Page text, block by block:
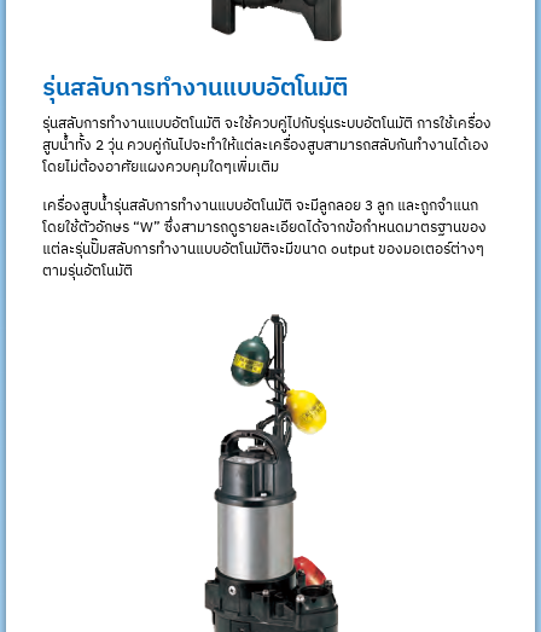
รุ่นสลับการทำงานแบบอัตโนมัติ
รุ่นสลับการทำงานแบบอัตโนมัติ จะใช้ควบคู่ไปกับรุ่นระบบอัตโนมัติ การใช้เครื่อง
สูบน้ำทั้ง 2 วุ่น ควบคู่กันไปจะทำให้แต่ละเครื่องสูบสามารถสลับกันทำงานได้เอง
โดยไม่ต้องอาศัยแผงควบคุมใดๆเพิ่มเติม
เครื่องสูบน้ำรุ่นสลับการทำงานแบบอัตโนมัติ จะมีลูกลอย 3 ลูก และถูกจำแนก
โดยใช้ตัวอักษร “W” ซึ่งสามารถดูรายละเอียดได้จากข้อกำหนดมาตรฐานของ
แต่ละรุ่นปั๊มสลับการทำงานแบบอัตโนมัติจะมีขนาด output ของมอเตอร์ต่างๆ
ตามรุ่นอัตโนมัติ